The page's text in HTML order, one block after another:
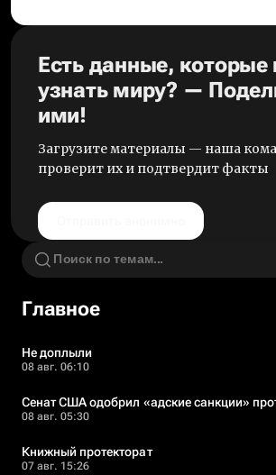
Есть данные,
узнать миру? —
ими!
Загрузите материалы — наша
проверит их и подтвердит факты
Главное
Не доплыли
08 авг. 06:10
Сенат США одобрил «адские санкции»
08 авг. 05:30
Книжный протекторат
07 авг. 15:26